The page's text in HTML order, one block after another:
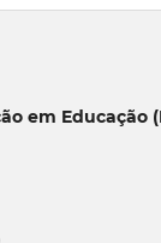
em Educação